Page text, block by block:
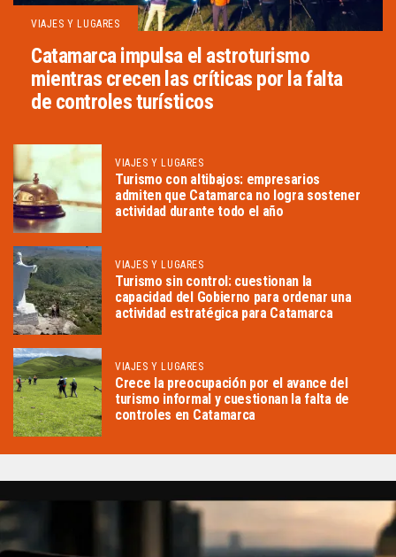
VIAJES Y LUGARES
Catamarca impulsa el astroturismo
mientras crecen las críticas por la falta
de controles turísticos
VIAJES Y LUGARES
Turismo con altibajos: empresarios
admiten que Catamarca no logra sostener
actividad durante todo el año
VIAJES Y LUGARES
Turismo sin control: cuestionan la
capacidad del Gobierno para ordenar una
actividad estratégica para Catamarca
VIAJES Y LUGARES
Crece la preocupación por el avance del
turismo informal y cuestionan la falta de
controles en Catamarca